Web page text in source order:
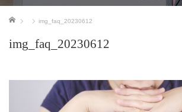
ホーム img_faq_20230612
img_faq_20230612